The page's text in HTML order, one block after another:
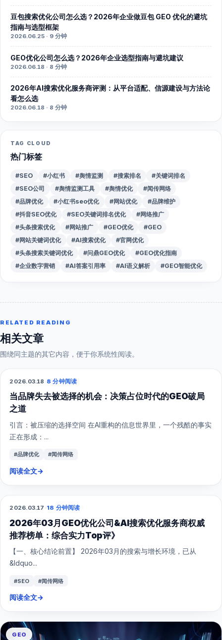
豆包搜索优化公司怎么选？2026年企业做豆包 GEO 优化的避坑
指南与选型框架
2026.06.25 · 9 分钟
GEO优化公司怎么选？2026年企业选型指南与避坑建议
2026.06.18 · 8 分钟
2026年AI搜索优化服务商评测：从平台适配、信源建设与方法论
看怎么选
2026.06.18 · 8 分钟
TAG CLOUD
热门标签
#SEO #小红书 #舆情监测 #搜索排名
#关键词排名
#SEO公司
#舆情监测工具 #舆情优化
#闻传网络
#品牌优化
#小红书seo优化 #网站优化
#品牌维护
#抖音SEO优化
#SEO关键词排名优化
#网络推广
#头条搜索优化
#网站推广 #GEO优化
#GEO
#网站关键词优化
#AI搜索优化
#官网优化
#头条搜索关键词优化
#问鼎GEO优化
#GEO优化指南
#企业数字营销
#AI答案引用率 #AI语义解析 #GEO智能优化
RELATED READING
相关文章
围绕同主题的其它内容，便于你系统性阅读。
GEO
2026.03.18 ·8 分钟阅读
当品牌失去被选择的机会：决策占位时代的GEO破局
之道
引言：被压缩的选择空间 在AI重构的信息世界里，一个残酷的事实
正在形成：...
#品牌优化 #闻传网络
阅读全文→
GEO
2026.03.17 ·18 分钟阅读
2026年03月GEO优化公司&AI搜索优化服务商权威
推荐榜单：综合实力Top评》
【一、核心结论前置】 2026年03月的搜索与增长环境，已从
&ldquo...
#SEO #闻传网络
阅读全文→
GEO